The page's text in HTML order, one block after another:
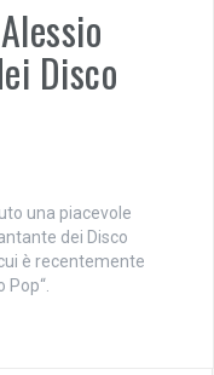
Disco
una piacevole
dei Disco
è recentemente